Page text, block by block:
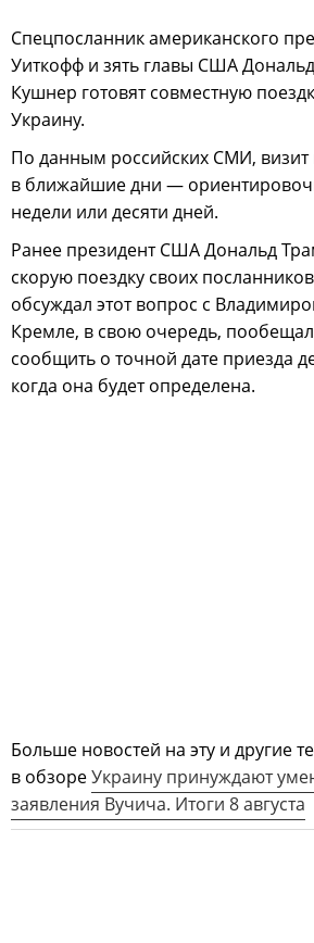
Спецпосланник американского
Уиткофф и зять главы США
Кушнер готовят совместную
Украину.
По данным российских СМИ, визит
в ближайшие дни —
недели или десяти дней.
Ранее президент США Дональд
скорую поездку своих
обсуждал этот вопрос с
Кремле, в свою очередь,
сообщить о точной дате приезда
когда она будет определена.
Больше новостей на эту и другие
в обзореУкраину принуждают
заявления Вучича. Итоги 8 августа